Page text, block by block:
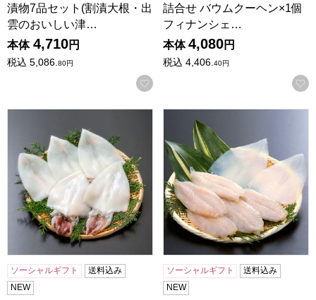
漬物7品セット(割漬大根・出
雲のおいしい津…
本体 4,710円
税込 5,086.80円
お気に入りに登録する
詰合せ バウムクーヘン×1個
フィナンシェ…
本体 4,080円
税込 4,406. 40円
ソーシャルギフト
送料込み
NEW
ソーシャルギフト
送料込み
NEW